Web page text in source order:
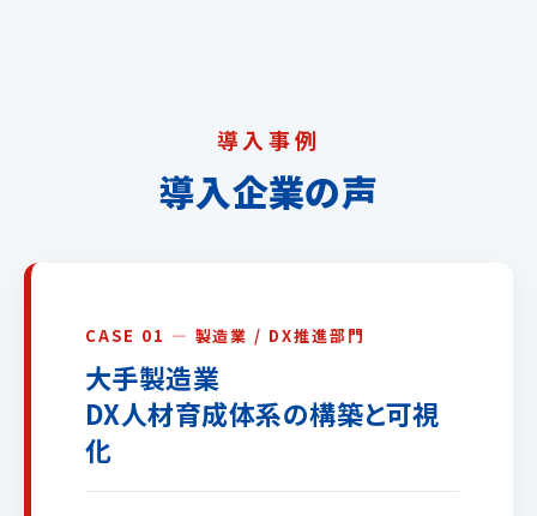
導入事例
導入企業の声
CASE 01 — 製造業 / DX推進部門
大手製造業
DX人材育成体系の構築と可視
化